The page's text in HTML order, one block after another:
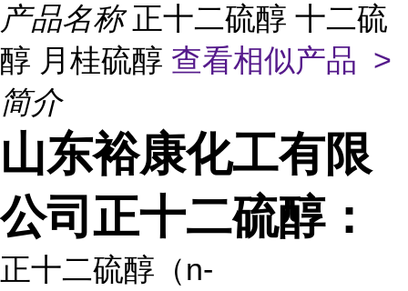
产品名称正十二硫醇 十二硫
醇 月桂硫醇 查看相似产品 >
简介
山东裕康化工有限
公司正十二硫醇：
正十二硫醇（n-